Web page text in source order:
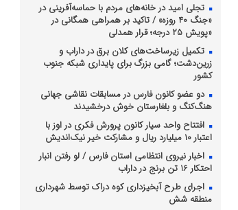
تجلی امید در خانه‌های مردم با حماسه‌آفرینی در
«جنگ ۴۰ روزه» / تاکید بر همراهی همگانی در
«پویش ۲۵ درجه؛ قرار همدلی
تکمیل زیرساخت‌های کلان برق در داراب و
زرین‌دشت؛ گامی بزرگ برای پایداری شبکه جنوب
کشور
دو عضو کانون فارس در مسابقات نقاشی جهانی
هنگ‌کنگ و بلغارستان خوش درخشیدند
افتتاح واحد سیار کانون پرورش فکری در اوز با
اعتبار ۱۰ میلیارد ریال و مشارکت خیر نیک‌اندیش
اخبار نیروی انتظامی استان فارس / لو رفتن انبار
احتکار 16 تن برنج در داراب
اجرای طرح آبخیزداری کوه دراک توسط شهرداری
منطقه شش